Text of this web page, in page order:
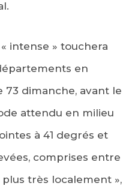
intense » touchera
en
73 dimanche, avant le
attendu en milieu
à 41 degrés et
comprises entre
très localement »,